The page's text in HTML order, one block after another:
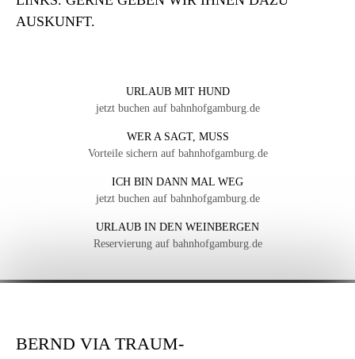
AUSKUNFT.
URLAUB MIT HUND
jetzt buchen auf bahnhofgamburg.de
WER A SAGT, MUSS
Vorteile sichern auf bahnhofgamburg.de
ICH BIN DANN MAL WEG
jetzt buchen auf bahnhofgamburg.de
URLAUB IN DEN WEINBERGEN
Reservierung auf bahnhofgamburg.de
BERND VIA TRAUM-